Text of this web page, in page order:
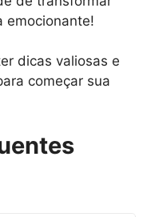
emocionante!
dicas valiosas e
começar sua